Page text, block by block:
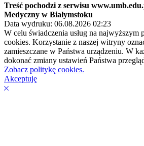
Treść pochodzi z serwisu
Medyczny w Białymstoku
Data wydruku: 06.08.2026 02:23
W celu świadczenia usług na najwyższym
cookies. Korzystanie z naszej witryny
zamieszczane w Państwa urządzeniu. W
dokonać zmiany ustawień Państwa
Zobacz politykę cookies.
Akceptuję